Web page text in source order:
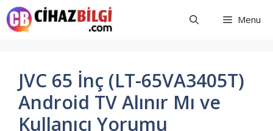
İçeriğe
atla
Menu
JVC 65 İnç (LT-65VA3405T)
Android TV Alınır Mı ve
Kullanıcı Yorumu